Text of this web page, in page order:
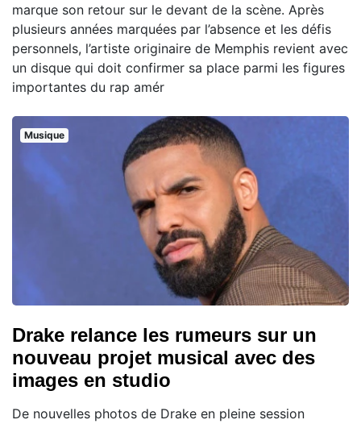
marque son retour sur le devant de la scène. Après
plusieurs années marquées par l’absence et les défis
personnels, l’artiste originaire de Memphis revient avec
un disque qui doit confirmer sa place parmi les figures
importantes du rap amér
Musique
Drake relance les rumeurs sur un
nouveau projet musical avec des
images en studio
De nouvelles photos de Drake en pleine session